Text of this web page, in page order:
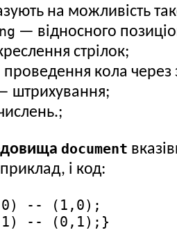
на можливість
— відносного
стрілок;
кола через
штрихування;
document
і код:
-- (1,0);
-- (0,1);}